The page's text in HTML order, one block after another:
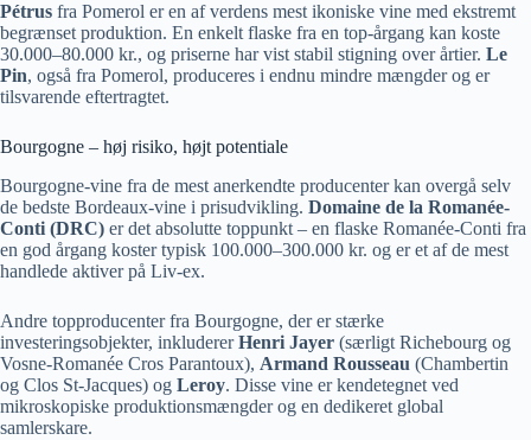
Pétrus fra Pomerol er en af verdens mest ikoniske vine med ekstremt
begrænset produktion. En enkelt flaske fra en top-årgang kan koste
30.000–80.000 kr., og priserne har vist stabil stigning over årtier. Le
Pin, også fra Pomerol, produceres i endnu mindre mængder og er
tilsvarende eftertragtet.
Bourgogne – høj risiko, højt potentiale
Bourgogne-vine fra de mest anerkendte producenter kan overgå selv
de bedste Bordeaux-vine i prisudvikling. Domaine de la Romanée-
Conti (DRC) er det absolutte toppunkt – en flaske Romanée-Conti fra
en god årgang koster typisk 100.000–300.000 kr. og er et af de mest
handlede aktiver på Liv-ex.
Andre topproducenter fra Bourgogne, der er stærke
investeringsobjekter, inkludererHenri Jayer (særligt Richebourg og
Vosne-Romanée Cros Parantoux), Armand Rousseau (Chambertin
og Clos St-Jacques) og Leroy. Disse vine er kendetegnet ved
mikroskopiske produktionsmængder og en dedikeret global
samlerskare.